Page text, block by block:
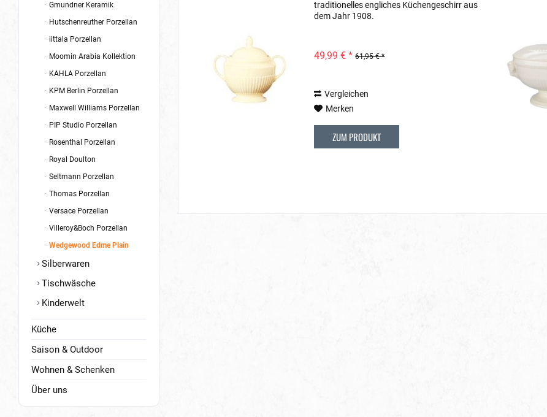
Gmundner Keramik
Hutschenreuther Porzellan
iittala Porzellan
Moomin Arabia Kollektion
KAHLA Porzellan
KPM Berlin Porzellan
Maxwell Williams Porzellan
PIP Studio Porzellan
Rosenthal Porzellan
Royal Doulton
Seltmann Porzellan
Thomas Porzellan
Versace Porzellan
Villeroy&Boch Porzellan
Wedgewood Edme Plain
Silberwaren
Tischwäsche
Kinderwelt
Küche
Saison & Outdoor
Wohnen & Schenken
Über uns
traditionelles engliches Küchengeschirr aus
dem Jahr 1908.
49,99 € * 61,95 € *
Vergleichen
Merken
ZUM PRODUKT